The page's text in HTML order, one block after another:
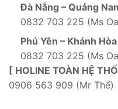
Đà Nẵng – Quảng
0832 703 225 (Ms
Phú Yên – Khánh Hòa
0832 703 225 (Ms
[ HOLINE TOÀN HỆ
0906 563 909 (Mr Thể)